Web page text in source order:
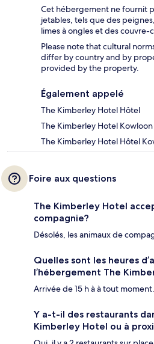
Cet hébergement ne fournit
jetables, tels que des
limes à ongles et des couvre-
Please note that cultural
differ by country and by
provided by the property.
Également appelé
The Kimberley Hotel Hôtel
The Kimberley Hotel Kowloon
The Kimberley Hotel Hôtel
Foire aux questions
The Kimberley Hotel
compagnie?
Désolés, les animaux de
Quelles sont les heures
l’hébergement The
Arrivée de 15 h à à tout
Y a-t-il des restaurants
Kimberley Hotel ou à